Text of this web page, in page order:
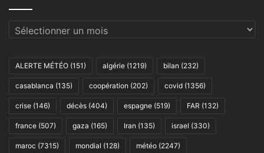
Archives
ALERTE MÉTÉO (151) algérie (1219) bilan (232)
casablanca (135) coopération (202) covid (1356)
crise (146) décès (404) espagne (519) FAR (132)
france (507) gaza (165) Iran (135) israel (330)
maroc (7315) mondial (128) météo (2247)